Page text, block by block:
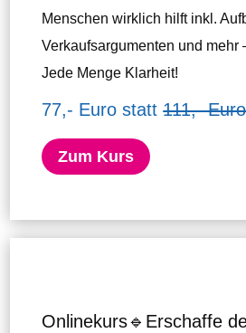
Menschen wirklich hilft inkl.
Verkaufsargumenten und mehr
Jede Menge Klarheit!
77,- Euro statt111,- Euro
Zum Kurs
Onlinekurs🔹Erschaffe